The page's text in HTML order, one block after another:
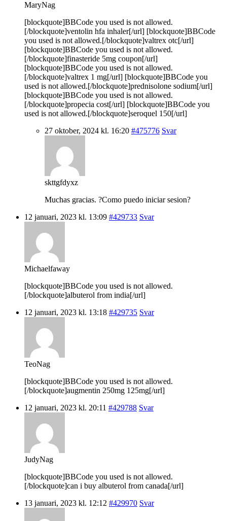
MaryNag
[blockquote]BBCode you used is not allowed.
[/blockquote]ventolin hfa inhaler[/url] [blockquote]BBCode
you used is not allowed.[/blockquote]valtrex otc[/url]
[blockquote]BBCode you used is not allowed.
[/blockquote]finasteride 5mg coupon[/url]
[blockquote]BBCode you used is not allowed.
[/blockquote]valtrex 1 mg[/url] [blockquote]BBCode you
used is not allowed.[/blockquote]prednisolone sodium[/url]
[blockquote]BBCode you used is not allowed.
[/blockquote]propecia cost[/url] [blockquote]BBCode you
used is not allowed.[/blockquote]seroquel 150[/url]
27 oktober, 2024 kl. 16:20 #475776 Svar
skttgfdyxz
Muchas gracias. ?Como puedo iniciar sesion?
12 januari, 2023 kl. 13:09 #429733 Svar
Michaelfaway
[blockquote]BBCode you used is not allowed.
[/blockquote]albuterol from india[/url]
12 januari, 2023 kl. 13:18 #429735 Svar
TeoNag
[blockquote]BBCode you used is not allowed.
[/blockquote]augmentin 250mg 125mg[/url]
12 januari, 2023 kl. 20:11 #429788 Svar
JudyNag
[blockquote]BBCode you used is not allowed.
[/blockquote]can i buy albuterol from canada[/url]
13 januari, 2023 kl. 12:12 #429970 Svar